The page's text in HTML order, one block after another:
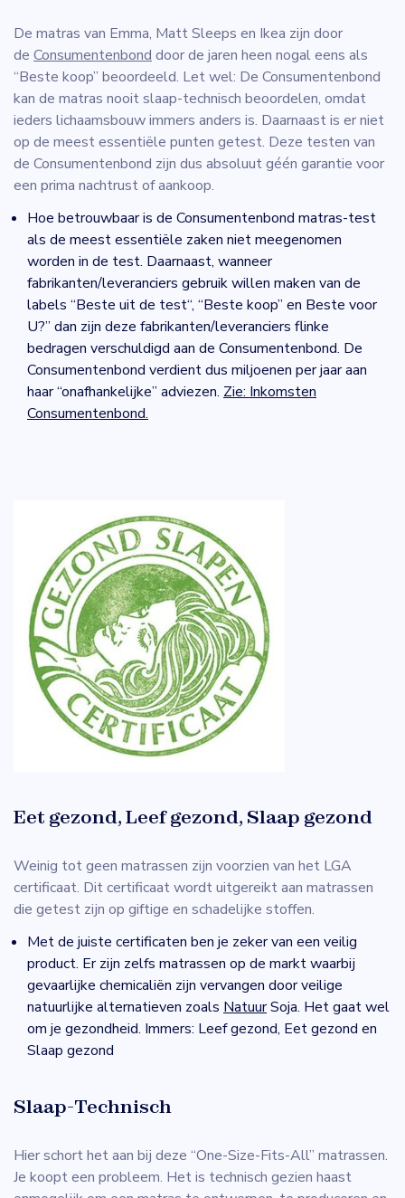
De matras van Emma, Matt Sleeps en Ikea zijn door
de Consumentenbond door de jaren heen nogal eens als
“Beste koop” beoordeeld. Let wel: De Consumentenbond
kan de matras nooit slaap-technisch beoordelen, omdat
ieders lichaamsbouw immers anders is. Daarnaast is er niet
op de meest essentiële punten getest. Deze testen van
de Consumentenbond zijn dus absoluut géén garantie voor
een prima nachtrust of aankoop.
Hoe betrouwbaar is de Consumentenbond matras-test
als de meest essentiële zaken niet meegenomen
worden in de test. Daarnaast, wanneer
fabrikanten/leveranciers gebruik willen maken van de
labels “Beste uit de test“, “Beste koop” en Beste voor
U?” dan zijn deze fabrikanten/leveranciers flinke
bedragen verschuldigd aan de Consumentenbond. De
Consumentenbond verdient dus miljoenen per jaar aan
haar “onafhankelijke” adviezen. Zie: Inkomsten
Consumentenbond.
Eet gezond, Leef gezond, Slaap gezond
Weinig tot geen matrassen zijn voorzien van het LGA
certificaat. Dit certificaat wordt uitgereikt aan matrassen
die getest zijn op giftige en schadelijke stoffen.
Met de juiste certificaten ben je zeker van een veilig
product. Er zijn zelfs matrassen op de markt waarbij
gevaarlijke chemicaliën zijn vervangen door veilige
natuurlijke alternatieven zoals NatuurSoja. Het gaat wel
om je gezondheid. Immers: Leef gezond, Eet gezond en
Slaap gezond
Slaap-Technisch
Hier schort het aan bij deze “One-Size-Fits-All” matrassen.
Je koopt een probleem. Het is technisch gezien haast